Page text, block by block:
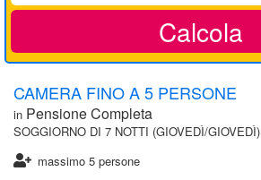
Calcola
CAMERA FINO A 5 PERSONE
in Pensione Completa
SOGGIORNO DI 7 NOTTI (GIOVEDÌ/GIOVEDÌ)
massimo 5 persone